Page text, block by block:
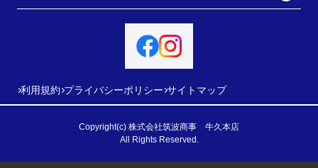
利用規約 プライバシーポリシー サイトマップ
Copyright(c) 株式会社筑波商事 牛久本店
All Rights Reserved.